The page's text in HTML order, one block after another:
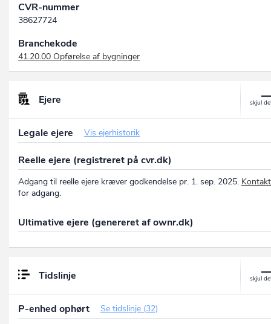
CVR-nummer
38627724
Branchekode
41.20.00 Opførelse af bygninger
Ejere
Legale ejere Vis ejerhistorik
Reelle ejere (registreret på cvr.dk)
Adgang til reelle ejere kræver godkendelse pr. 1. sep. 2025.
for adgang.
Ultimative ejere (genereret af ownr.dk)
Tidslinje
P-enhed ophørt
Se tidslinje (32)